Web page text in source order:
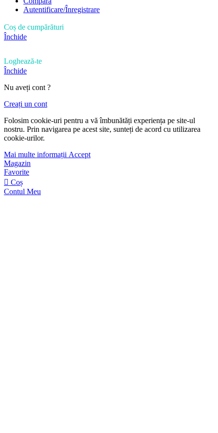
Autentificare/Înregistrare
Coș de cumpărături
Închide
Loghează-te
Închide
Nu aveți cont ?
Creați un cont
Folosim cookie-uri pentru a vă îmbunătăți experiența pe site-ul
nostru. Prin navigarea pe acest site, sunteți de acord cu utilizarea
cookie-urilor.
Mai multe informații Accept
Magazin
Favorite
Coș
Contul Meu